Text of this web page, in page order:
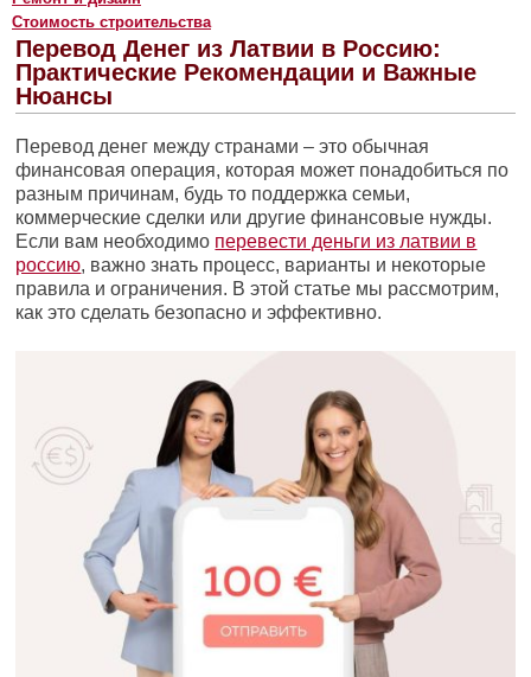
Стоимость строительства
Перевод Денег из Латвии в Россию:
Практические Рекомендации и Важные
Нюансы
Перевод денег между странами – это обычная
финансовая операция, которая может понадобиться по
разным причинам, будь то поддержка семьи,
коммерческие сделки или другие финансовые нужды.
Если вам необходимо перевести деньги из латвии в
россию, важно знать процесс, варианты и некоторые
правила и ограничения. В этой статье мы рассмотрим,
как это сделать безопасно и эффективно.